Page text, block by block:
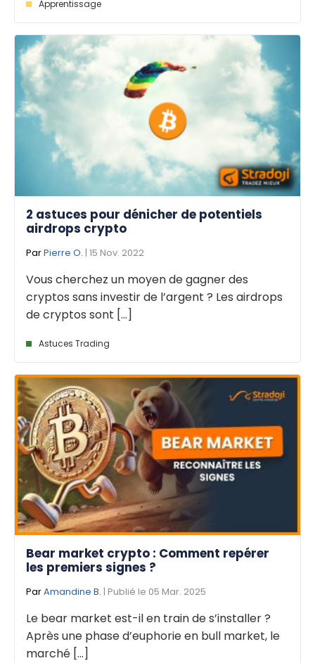
Apprentissage
2 astuces pour dénicher de potentiels
airdrops crypto
ParPierre O. | 15 Nov. 2022
Vous cherchez un moyen de gagner des
cryptos sans investir de l’argent ? Les airdrops
de cryptos sont [...]
Astuces Trading
Bear market crypto : Comment repérer
les premiers signes ?
ParAmandine B. | Publié le 05 Mar. 2025
Le bear market est-il en train de s’installer ?
Après une phase d’euphorie en bull market, le
marché [...]